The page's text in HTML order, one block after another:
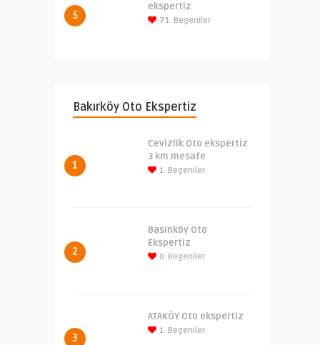
5
ekspertiz
71 Begeniler
Bakırköy Oto Ekspertiz
1
Cevizlik Oto ekspertiz
3 km mesafe
1 Begeniler
2
Basınköy Oto
Ekspertiz
0 Begeniler
3
ATAKÖY Oto ekspertiz
1 Begeniler